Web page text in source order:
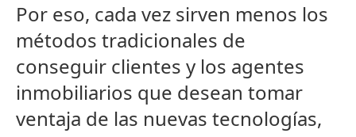
Por eso, cada vez sirven menos los
métodos tradicionales de
conseguir clientes y los agentes
inmobiliarios que desean tomar
ventaja de las nuevas tecnologías,